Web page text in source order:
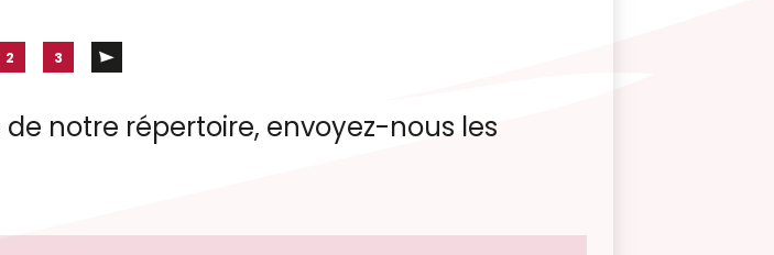
2 3
notre répertoire, envoyez-nous les